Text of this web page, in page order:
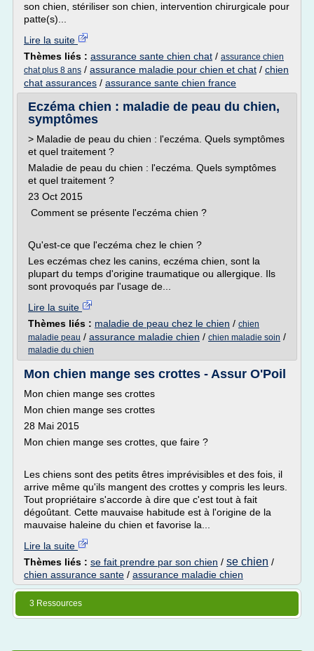
son chien, stériliser son chien, intervention chirurgicale pour
patte(s)...
Lire la suite
Thèmes liés : assurance sante chien chat / assurance chien
chat plus 8 ans / assurance maladie pour chien et chat / chien
chat assurances / assurance sante chien france
Eczéma chien : maladie de peau du chien,
symptômes
> Maladie de peau du chien : l'eczéma. Quels symptômes
et quel traitement ?
Maladie de peau du chien : l'eczéma. Quels symptômes
et quel traitement ?
23 Oct 2015
Comment se présente l'eczéma chien ?
Qu'est-ce que l'eczéma chez le chien ?
Les eczémas chez les canins, eczéma chien, sont la
plupart du temps d'origine traumatique ou allergique. Ils
sont provoqués par l'usage de...
Lire la suite
Thèmes liés : maladie de peau chez le chien / chien
maladie peau / assurance maladie chien / chien maladie soin /
maladie du chien
Mon chien mange ses crottes - Assur O'Poil
Mon chien mange ses crottes
Mon chien mange ses crottes
28 Mai 2015
Mon chien mange ses crottes, que faire ?
Les chiens sont des petits êtres imprévisibles et des fois, il
arrive même qu'ils mangent des crottes y compris les leurs.
Tout propriétaire s'accorde à dire que c'est tout à fait
dégoûtant. Cette mauvaise habitude est à l'origine de la
mauvaise haleine du chien et favorise la...
Lire la suite
Thèmes liés : se fait prendre par son chien / se chien /
chien assurance sante / assurance maladie chien
3 Ressources